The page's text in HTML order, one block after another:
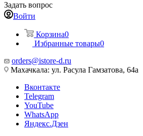
Задать вопрос
Войти
Корзина0
Избранные товары0
orders@istore-d.ru
Махачкала: ул. Расула Гамзатова, 64а
Вконтакте
Telegram
YouTube
WhatsApp
Яндекс.Дзен